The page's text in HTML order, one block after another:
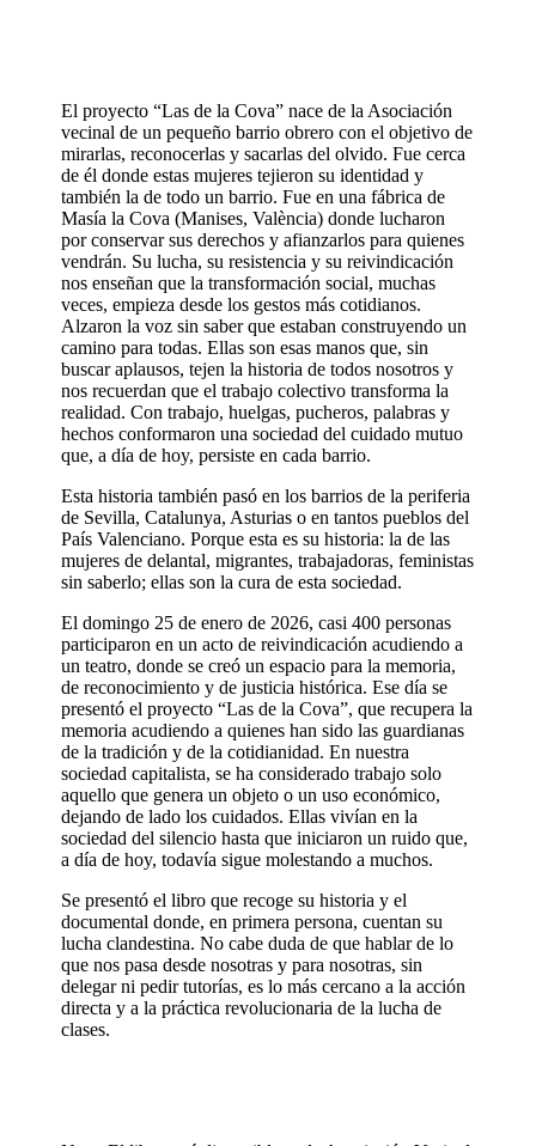
El proyecto “Las de la Cova” nace de la Asociación
vecinal de un pequeño barrio obrero con el objetivo de
mirarlas, reconocerlas y sacarlas del olvido. Fue cerca
de él donde estas mujeres tejieron su identidad y
también la de todo un barrio. Fue en una fábrica de
Masía la Cova (Manises, València) donde lucharon
por conservar sus derechos y afianzarlos para quienes
vendrán. Su lucha, su resistencia y su reivindicación
nos enseñan que la transformación social, muchas
veces, empieza desde los gestos más cotidianos.
Alzaron la voz sin saber que estaban construyendo un
camino para todas. Ellas son esas manos que, sin
buscar aplausos, tejen la historia de todos nosotros y
nos recuerdan que el trabajo colectivo transforma la
realidad. Con trabajo, huelgas, pucheros, palabras y
hechos conformaron una sociedad del cuidado mutuo
que, a día de hoy, persiste en cada barrio.
Esta historia también pasó en los barrios de la periferia
de Sevilla, Catalunya, Asturias o en tantos pueblos del
País Valenciano. Porque esta es su historia: la de las
mujeres de delantal, migrantes, trabajadoras, feministas
sin saberlo; ellas son la cura de esta sociedad.
El domingo 25 de enero de 2026, casi 400 personas
participaron en un acto de reivindicación acudiendo a
un teatro, donde se creó un espacio para la memoria,
de reconocimiento y de justicia histórica. Ese día se
presentó el proyecto “Las de la Cova”, que recupera la
memoria acudiendo a quienes han sido las guardianas
de la tradición y de la cotidianidad. En nuestra
sociedad capitalista, se ha considerado trabajo solo
aquello que genera un objeto o un uso económico,
dejando de lado los cuidados. Ellas vivían en la
sociedad del silencio hasta que iniciaron un ruido que,
a día de hoy, todavía sigue molestando a muchos.
Se presentó el libro que recoge su historia y el
documental donde, en primera persona, cuentan su
lucha clandestina. No cabe duda de que hablar de lo
que nos pasa desde nosotras y para nosotras, sin
delegar ni pedir tutorías, es lo más cercano a la acción
directa y a la práctica revolucionaria de la lucha de
clases.